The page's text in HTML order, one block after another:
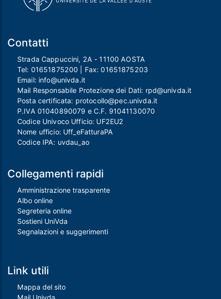
Contatti
Strada Cappuccini, 2A - 11100 AOSTA
Tel: 01651875200 | Fax:01651875203
Email: info@univda.it
Mail Responsabile Protezione dei Dati: rpd@univda.it
Posta certificata: protocollo@pec.univda.it
P.IVA 01040890079 e C.F. 91041130070
Codice Univoco Ufficio: UF2EU2
Nome ufficio: Uff_eFatturaPA
Codice IPA: uvdau_ao
Collegamenti rapidi
Amministrazione trasparente
Albo online
Segreteria online
Sostieni UniVda
Segnalazioni e suggerimenti
Link utili
Mappa del sito